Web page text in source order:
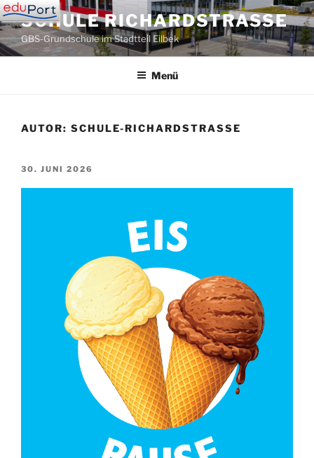
Zum
Inhalt
springen
SCHULE RICHARDSTRASSE
GBS-Grundschule im Stadtteil Eilbek
Menü
AUTOR: SCHULE-RICHARDSTRASSE
VERÖFFENTLICHT
30. JUNI 2026